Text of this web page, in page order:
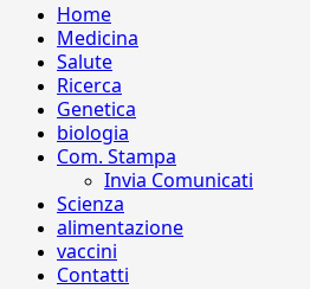
Home
Medicina
Salute
Ricerca
Genetica
biologia
Com. Stampa
Invia Comunicati
Scienza
alimentazione
vaccini
Contatti